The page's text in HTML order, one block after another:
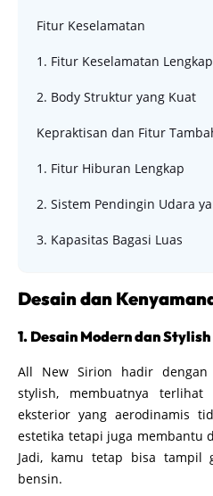
Fitur Keselamatan
1. Fitur Keselamatan Lengkap
2. Body Struktur yang Kuat
Kepraktisan dan Fitur
1. Fitur Hiburan Lengkap
2. Sistem Pendingin Udara
3. Kapasitas Bagasi Luas
Desain dan
1. Desain Modern dan Stylish
All New Sirion hadir
stylish, membuatnya
eksterior yang aerodinamis
estetika tetapi juga membantu
Jadi, kamu tetap bisa tampil
bensin.